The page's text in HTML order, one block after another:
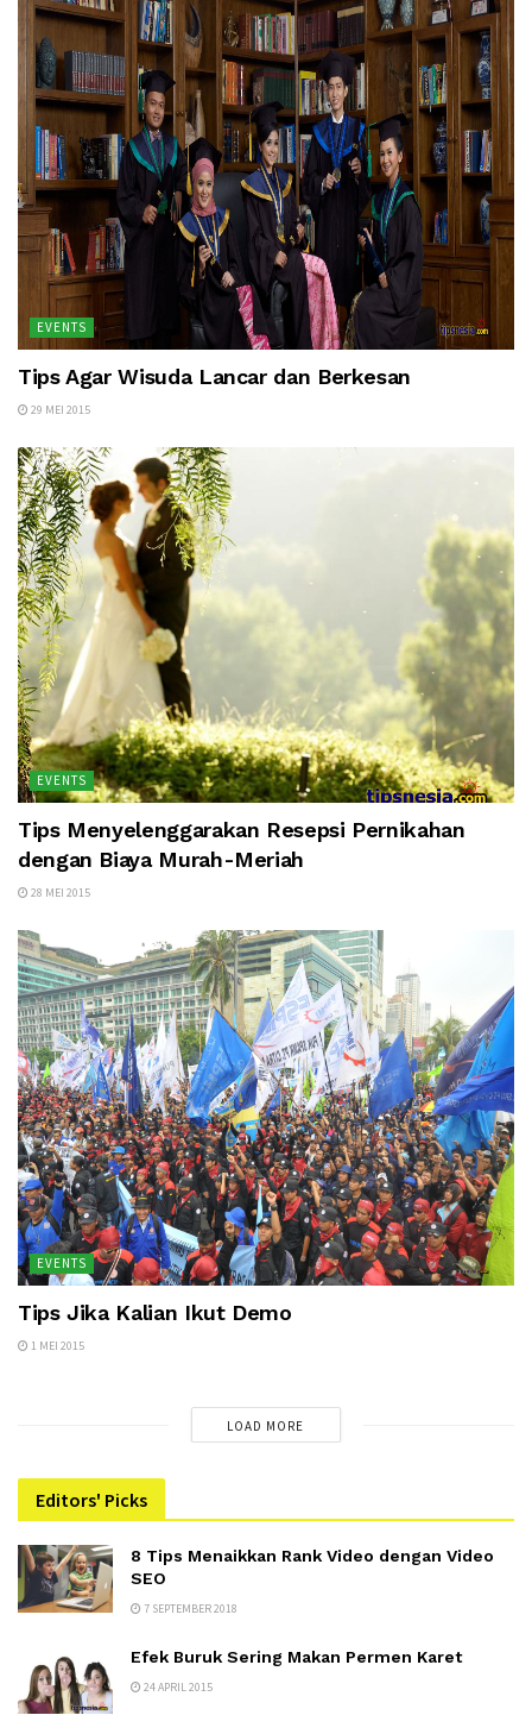
EVENTS
Tips Agar Wisuda Lancar dan Berkesan
29 MEI 2015
EVENTS
Tips Menyelenggarakan Resepsi Pernikahan
dengan Biaya Murah-Meriah
28 MEI 2015
EVENTS
Tips Jika Kalian Ikut Demo
1 MEI 2015
LOAD MORE
Editors' Picks
8 Tips Menaikkan Rank Video dengan Video
SEO
7 SEPTEMBER 2018
Efek Buruk Sering Makan Permen Karet
24 APRIL 2015